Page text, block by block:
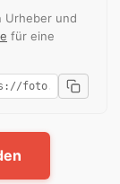
Urheber und
für eine